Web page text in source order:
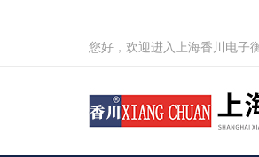
您好，欢迎进入上海香川电子